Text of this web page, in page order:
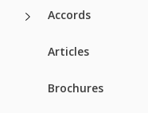
Accords
Articles
Brochures